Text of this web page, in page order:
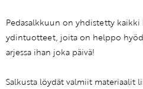
Pedasalkkuun on yhdistetty
ydintuotteet, joita on helppo
arjessa ihan joka päivä!
Salkusta löydät valmiit materiaalit